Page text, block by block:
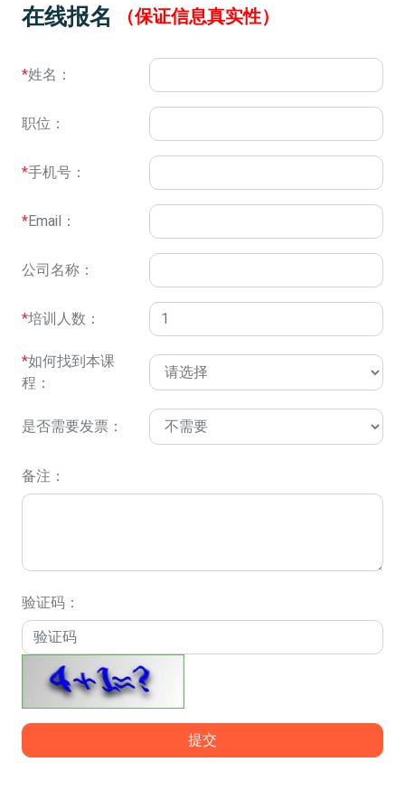
在线报名 （保证信息真实性）
*姓名：
职位：
*手机号：
*Email：
公司名称：
*培训人数：
*如何找到本课
程：
是否需要发票：
备注：
验证码：
提交